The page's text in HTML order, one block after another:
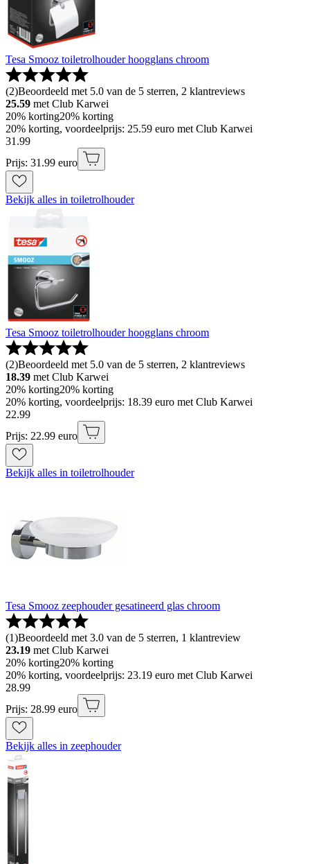
Tesa Smooz toiletrolhouder hoogglans chroom
(2)Beoordeeld met 5.0 van de 5 sterren, 2 klantreviews
25.59 met Club Karwei
20% korting20% korting
20% korting, voordeelprijs: 25.59 euro met Club Karwei
31 .99
Prijs: 31.99 euro
Bekijk alles in toiletrolhouder
Tesa Smooz toiletrolhouder hoogglans chroom
(2)Beoordeeld met 5.0 van de 5 sterren, 2 klantreviews
18.39 met Club Karwei
20% korting20% korting
20% korting, voordeelprijs: 18.39 euro met Club Karwei
22.99
Prijs: 22.99 euro
Bekijk alles in toiletrolhouder
Tesa Smooz zeephouder gesatineerd glas chroom
(1)Beoordeeld met 3.0 van de 5 sterren, 1 klantreview
23.19 met Club Karwei
20% korting20% korting
20% korting, voordeelprijs: 23.19 euro met Club Karwei
28.99
Prijs: 28.99 euro
Bekijk alles in zeephouder